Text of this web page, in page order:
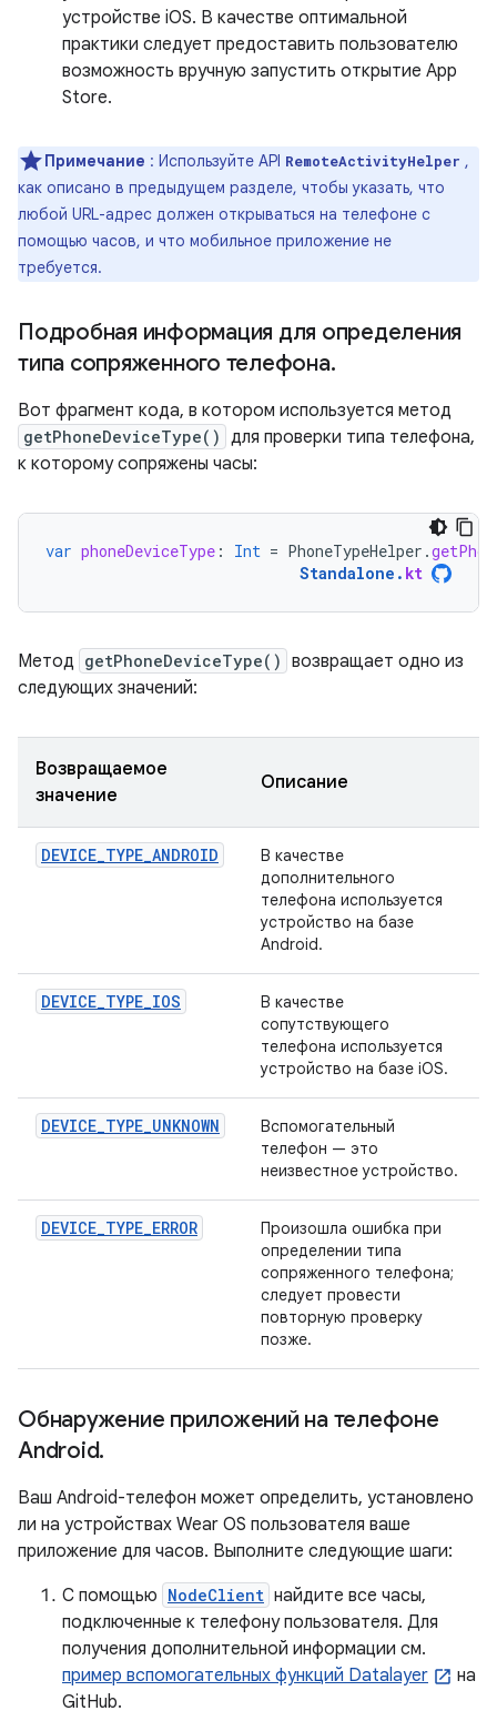
устройстве iOS. В качестве оптимальной
практики следует предоставить пользователю
возможность вручную запустить открытие App
Store.
Примечание : Используйте API RemoteActivityHelper ,
как описано в предыдущем разделе, чтобы указать, что
любой URL-адрес должен открываться на телефоне с
помощью часов, и что мобильное приложение не
требуется.
Подробная информация для определения
типа сопряженного телефона.
Вот фрагмент кода, в котором используется метод
getPhoneDeviceType() для проверки типа телефона,
к которому сопряжены часы:
var phoneDeviceType : Int = PhoneTypeHelper .
Standalone . kt
Метод getPhoneDeviceType() возвращает одно из
следующих значений:
Возвращаемое
значение
Описание
DEVICE_TYPE_ANDROID
В качестве
дополнительного
телефона используется
устройство на базе
Android.
DEVICE_TYPE_IOS
В качестве
сопутствующего
телефона используется
устройство на базе iOS.
DEVICE_TYPE_UNKNOWN
Вспомогательный
телефон — это
неизвестное устройство.
DEVICE_TYPE_ERROR
Произошла ошибка при
определении типа
сопряженного телефона;
следует провести
повторную проверку
позже.
Обнаружение приложений на телефоне
Android.
Ваш Android-телефон может определить, установлено
ли на устройствах Wear OS пользователя ваше
приложение для часов. Выполните следующие шаги:
С помощью NodeClient найдите все часы,
подключенные к телефону пользователя. Для
получения дополнительной информации см.
пример вспомогательных функций Datalayer
на
GitHub.